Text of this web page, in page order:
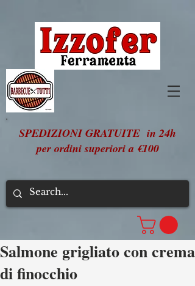
SPEDIZIONI GRATUITE in 24h
per ordini superiori a €100
Salmone grigliato con crema
di finocchio